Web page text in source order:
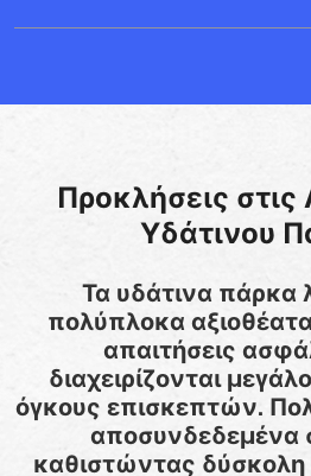
Προκλήσεις στις
Υδάτινου
Τα υδάτινα πάρκα
πολύπλοκα
απαιτήσεις
διαχειρίζονται
όγκους επισκεπτών.
αποσυνδεδεμένα
καθιστώντας δύσκολη